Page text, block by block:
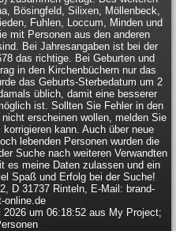
Bösingfeld, Silixen, Möllenbeck,
Fuhlen, Loccum, Minden und
mit Personen aus den anderen
Bei Jahresangaben ist bei der
das richtige. Bei Geburten und
in den Kirchenbüchern nur das
das Geburts-Sterbedatum um 2
üblich, damit eine besserer
ist. Sollten Sie Fehler in den
erscheinen wollen, melden Sie
kann. Auch über neue
lebenden Personen wurden die
Suche nach weiteren Verwandten
es meine Daten zulassen und ein
Spaß und Erfolg bei der Suche!
D 31737 Rinteln, E-Mail: brand-
online.de
um 06:18:52 aus My Project;